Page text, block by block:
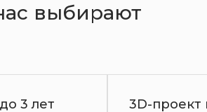
выбирают
3 лет
3D-проект